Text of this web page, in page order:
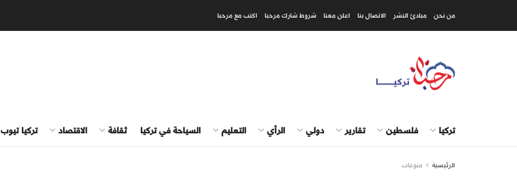
من نحن مبادئ النشر الاتصال بنا اعلن معنا شروط شارك مرحبا اكتب مع مرحبا
تركيا فلسطين تقارير دولي الرأي التعليم السياحة في تركيا ثقافة الاقتصاد تركيا تيوب
الرئيسية منوعات